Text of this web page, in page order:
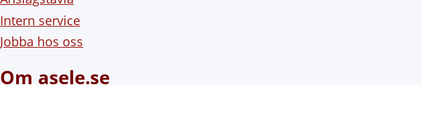
Intern service
Jobba hos oss
Om asele.se